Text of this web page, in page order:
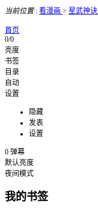
当前位置: 看漫画 > 星武神诀
首页
0/0
亮度
书签
目录
自动
设置
隐藏
发表
设置
0 弹幕
默认亮度
夜间模式
我的书签